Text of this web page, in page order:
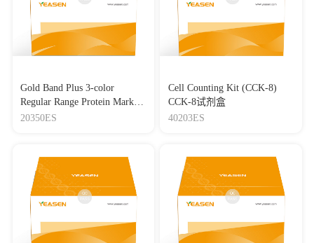
Gold Band Plus 3-color
Regular Range Protein Marker
(8-180 kDa) 三色预染蛋白质
20350ES
Cell Counting Kit (CCK-8)
CCK-8试剂盒
40203ES